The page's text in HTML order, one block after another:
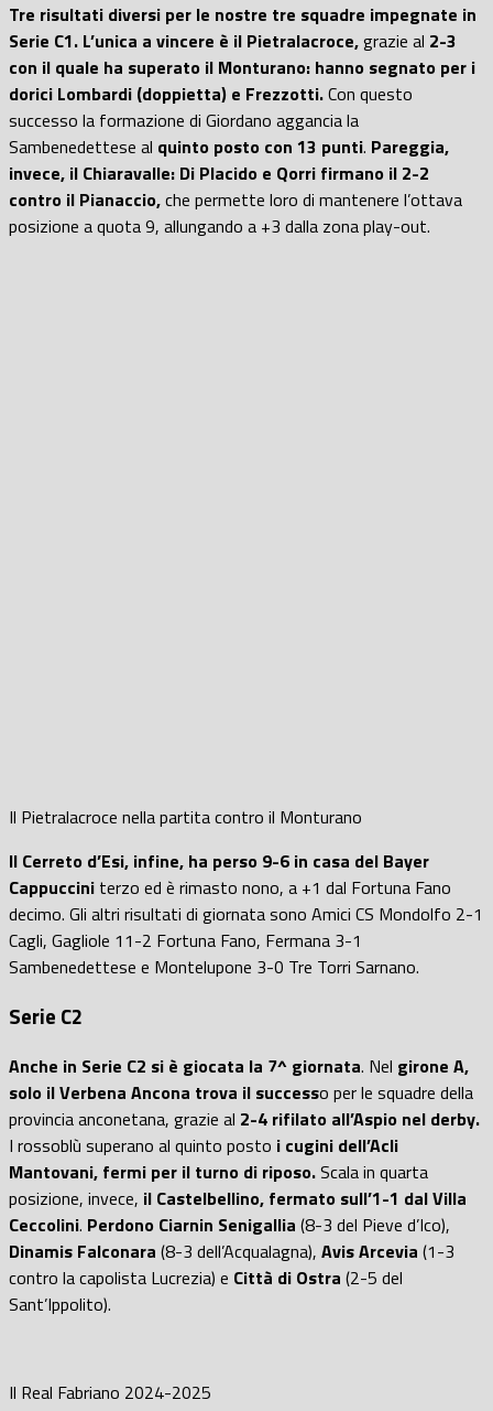
Tre risultati diversi per le nostre tre squadre impegnate in
Serie C1. L’unica a vincere è il Pietralacroce,grazie al 2-3
con il quale ha superato il Monturano: hanno segnato per i
dorici Lombardi (doppietta) e Frezzotti.Con questo
successo la formazione di Giordano aggancia la
Sambenedettese al quinto posto con 13 punti. Pareggia,
invece, il Chiaravalle: Di Placido e Qorri firmano il 2-2
contro il Pianaccio,che permette loro di mantenere l’ottava
posizione a quota 9, allungando a +3 dalla zona play-out.
Il Pietralacroce nella partita contro il Monturano
Il Cerreto d’Esi, infine, ha perso 9-6 in casa del Bayer
Cappuccini terzo ed è rimasto nono, a +1 dal Fortuna Fano
decimo. Gli altri risultati di giornata sono Amici CS Mondolfo 2-1
Cagli, Gagliole 11-2 Fortuna Fano, Fermana 3-1
Sambenedettese e Montelupone 3-0 Tre Torri Sarnano.
Serie C2
Anche in Serie C2 si è giocata la 7^ giornata. Nel girone A,
solo il Verbena Ancona trova il successo per le squadre della
provincia anconetana, grazie al 2-4 rifilato all’Aspio nel derby.
I rossoblù superano al quinto posto i cugini dell’Acli
Mantovani, fermi per il turno di riposo.Scala in quarta
posizione, invece, il Castelbellino, fermato sull’1-1 dal Villa
Ceccolini. Perdono Ciarnin Senigallia (8-3 del Pieve d’Ico),
Dinamis Falconara (8-3 dell’Acqualagna), Avis Arcevia (1-3
contro la capolista Lucrezia) e Città di Ostra (2-5 del
Sant’Ippolito).
Il Real Fabriano 2024-2025